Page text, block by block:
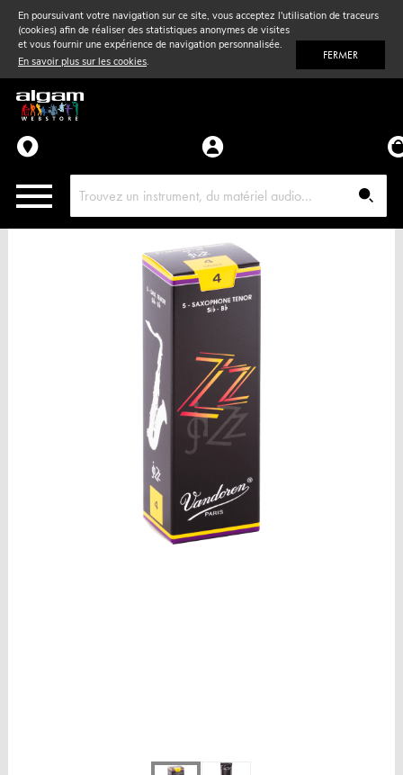
En poursuivant votre navigation sur ce site, vous acceptez l'utilisation de traceurs
(cookies) afin de réaliser des statistiques anonymes de visites
et vous fournir une expérience de navigation personnalisée.
En savoir plus sur les cookies. FERMER
Vent& Violon
Accessoires
Pièces détachées